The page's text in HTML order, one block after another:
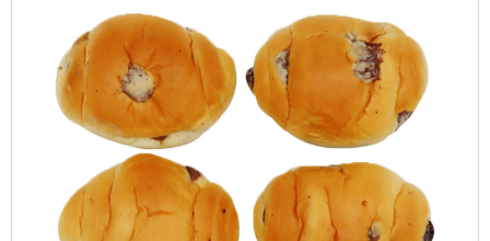
今週の新商品
来週の新商品
商品カテゴリ一覧
サービス
サービストップ
nanacoトップ
企業情報
企業情報トップ
私たちの取組み